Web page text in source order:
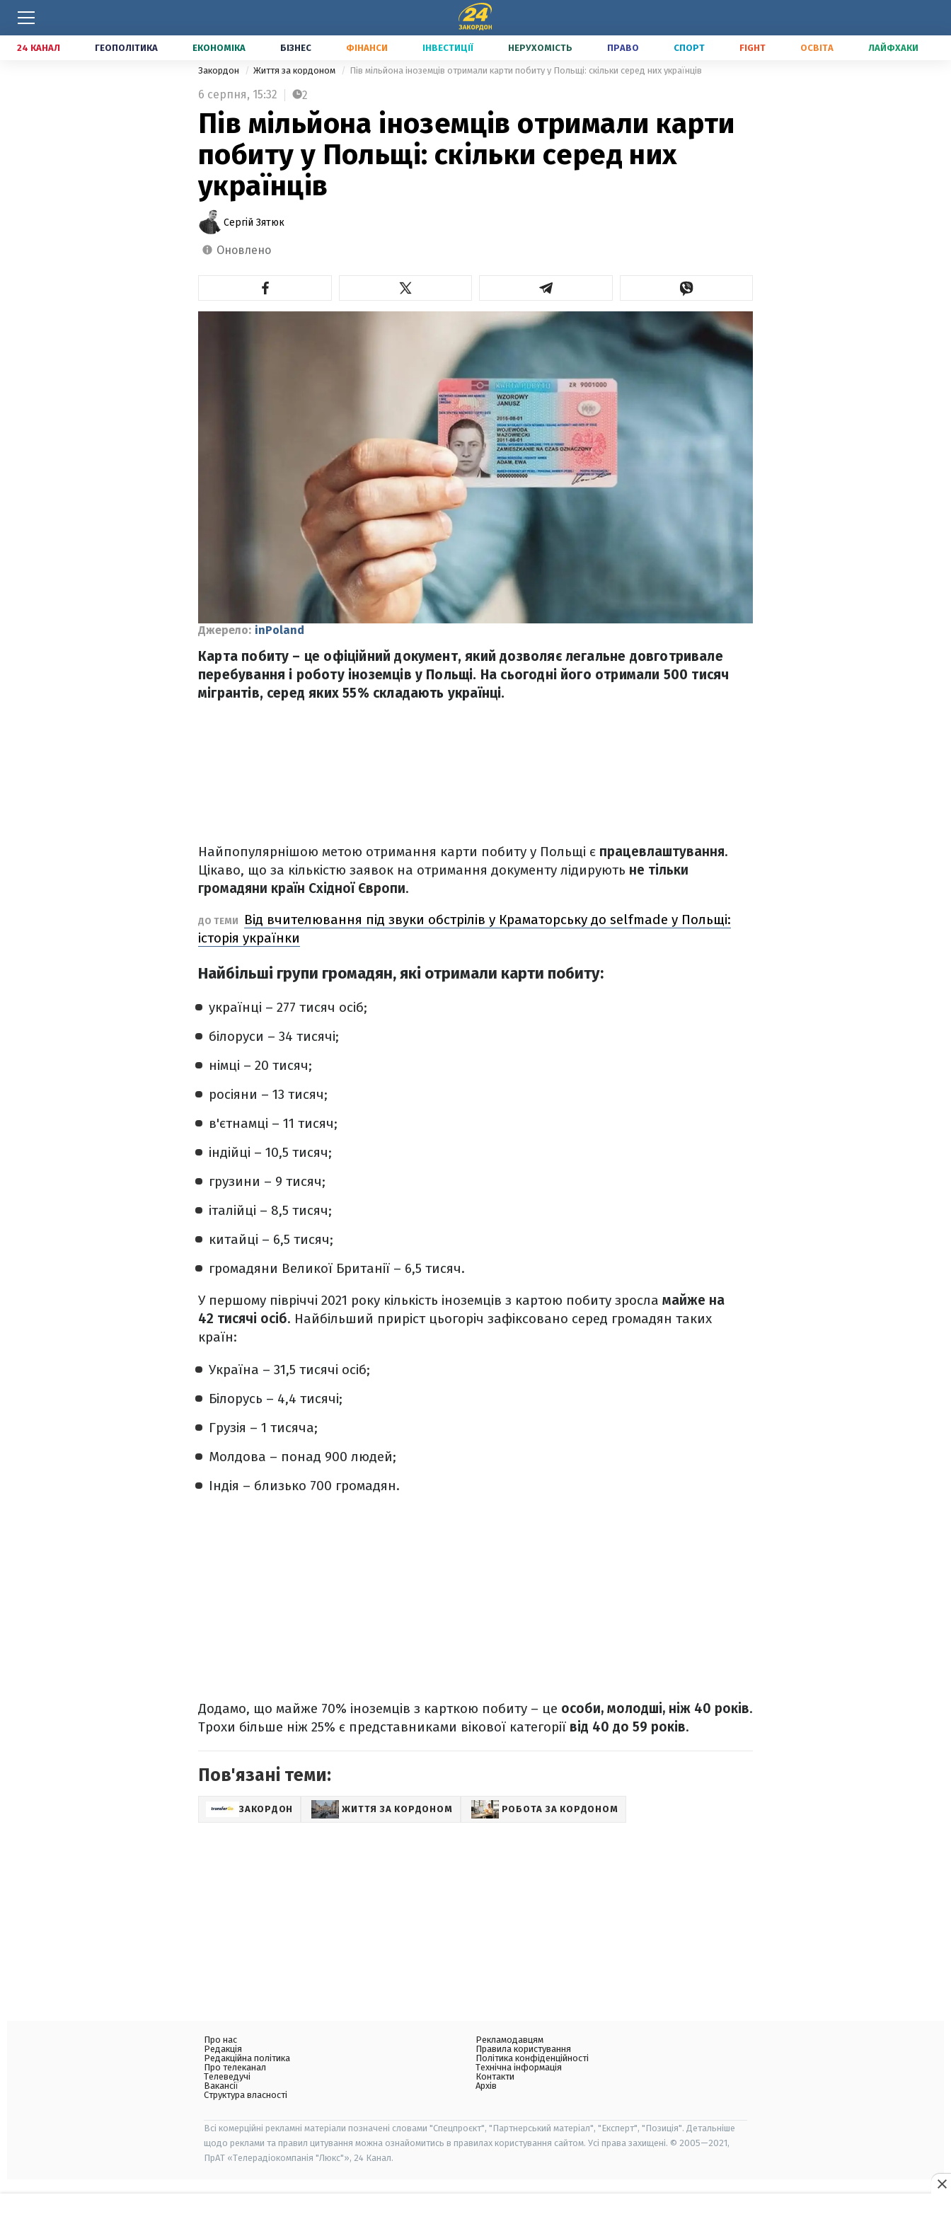
24 КАНАЛ ГЕОПОЛІТИКА ЕКОНОМІКА БІЗНЕС ФІНАНСИ ІНВЕСТИЦІЇ НЕРУХОМІСТЬ ПРАВО СПОРТ FIGHT ОСВІТА ЛАЙФХАКИ
Закордон Життя за кордоном Пів мільйона іноземців отримали карти побиту у Польщі: скільки серед них українців
6 серпня, 15:32 2
Пів мільйона іноземців отримали карти
побиту у Польщі: скільки серед них
українців
Сергій Зятюк
оновлено
Джерело: inPoland
Карта побиту – це офіційний документ, який дозволяє легальне довготривале
перебування і роботу іноземців у Польщі. На сьогодні його отримали 500 тисяч
мігрантів, серед яких 55% складають українці.
Найпопулярнішою метою отримання карти побиту у Польщі є працевлаштування.
Цікаво, що за кількістю заявок на отримання документу лідирують не тільки
громадяни країн Східної Європи.
ДО ТЕМИ
Від вчителювання під звуки обстрілів у Краматорську до selfmade у Польщі:
історія українки
Найбільші групи громадян, які отримали карти побиту:
українці – 277 тисяч осіб;
білоруси – 34 тисячі;
німці – 20 тисяч;
росіяни – 13 тисяч;
в'єтнамці – 11 тисяч;
індійці – 10,5 тисяч;
грузини – 9 тисяч;
італійці – 8,5 тисяч;
китайці – 6,5 тисяч;
громадяни Великої Британії – 6,5 тисяч.
У першому півріччі 2021 року кількість іноземців з картою побиту зросла майже на
42 тисячі осіб. Найбільший приріст цьогоріч зафіксовано серед громадян таких
країн:
Україна – 31,5 тисячі осіб;
Білорусь – 4,4 тисячі;
Грузія – 1 тисяча;
Молдова – понад 900 людей;
Індія – близько 700 громадян.
Додамо, що майже 70% іноземців з карткою побиту – це особи, молодші, ніж 40 років.
Трохи більше ніж 25% є представниками вікової категорії від 40 до 59 років.
Пов'язані теми:
ЗАКОРДОН ЖИТТЯ ЗА КОРДОНОМ РОБОТА ЗА КОРДОНОМ
Про нас
Редакція
Редакційна політика
Про телеканал
Телеведучі
Вакансії
Структура власності
Рекламодавцям
Правила користування
Політика конфіденційності
Технічна інформація
Контакти
Архів
Всі комерційні рекламні матеріали позначені словами "Спецпроєкт", "Партнерський матеріал", "Експерт", "Позиція". Детальніше
щодо реклами та правил цитування можна ознайомитись в правилах користування сайтом. Усі права захищені. © 2005—2021,
ПрАТ «Телерадіокомпанія "Люкс"», 24 Канал.